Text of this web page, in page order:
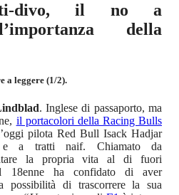
divo, il no a
della
a leggere (1/2).
. Inglese di passaporto, ma
il portacolori della Racing Bulls
pilota Red Bull Isack Hadjar
a tratti naif. Chiamato da
la propria vita al di fuori
18enne ha confidato di aver
possibilità di trascorrere la sua